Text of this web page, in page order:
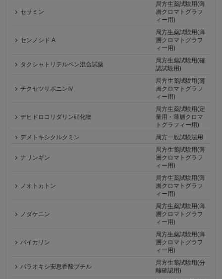
セサミン
局方生薬試験用(薄
層クロマトグラフ
ィー用)
センノシド A
局方生薬試験用(薄
層クロマトグラフ
ィー用)
タクシャトリテルペン混合試薬
局方生薬試験用(確
認試験用)
チクセツサポニンⅣ
局方生薬試験用(薄
層クロマトグラフ
ィー用)
デヒドロコリダリン硝化物
局方生薬試験用(定
量用・薄層クロマ
トグラフィー用)
デメトキシクルクミン
局方一般試験法用
ナリンギン
局方生薬試験用(薄
層クロマトグラフ
ィー用)
ノオトカトン
局方生薬試験用(薄
層クロマトグラフ
ィー用)
ノダケニン
局方生薬試験用(薄
層クロマトグラフ
ィー用)
バイカリン
局方生薬試験用(薄
層クロマトグラフ
ィー用)
パラオキシ安息香酸ブチル
局方生薬試験用(分
離確認用)